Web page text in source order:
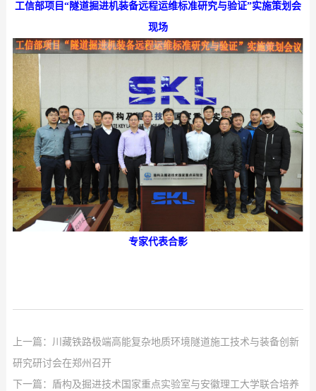
工信部项目 “隧道掘进机装备远程运维标准研究与验证”实施策划会
现场
专家代表合影
上一篇： 川藏铁路极端高能复杂地质环境隧道施工技术与装备创新
研究研讨会在郑州召开
下一篇： 盾构及掘进技术国家重点实验室与安徽理工大学联合培养